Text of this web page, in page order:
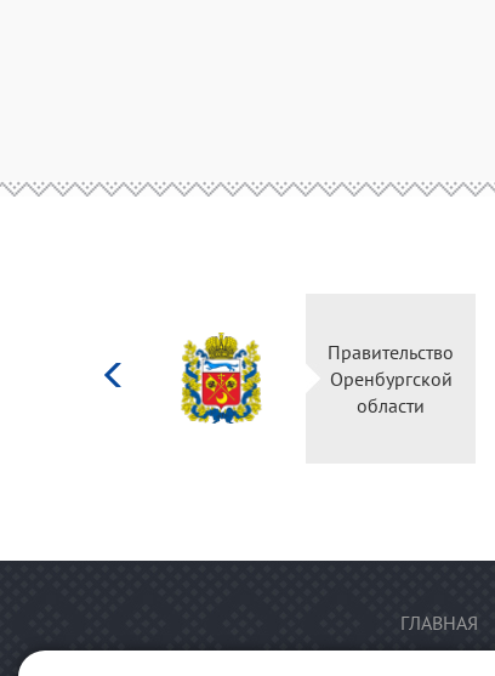
Правительство
Оренбургской
области
ГЛАВНАЯ